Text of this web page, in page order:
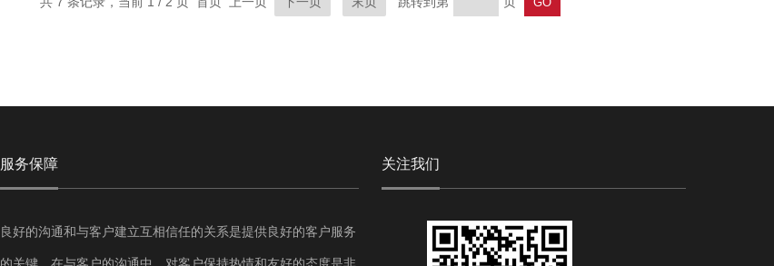
服务保障
良好的沟通和与客户建立互相信任的关系是提供良好的客户服务
关注我们